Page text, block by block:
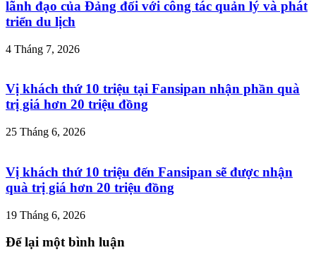
lãnh đạo của Đảng đối với công tác quản lý và phát
triển du lịch
4 Tháng 7, 2026
Vị khách thứ 10 triệu tại Fansipan nhận phần quà
trị giá hơn 20 triệu đồng
25 Tháng 6, 2026
Vị khách thứ 10 triệu đến Fansipan sẽ được nhận
quà trị giá hơn 20 triệu đồng
19 Tháng 6, 2026
Để lại một bình luận